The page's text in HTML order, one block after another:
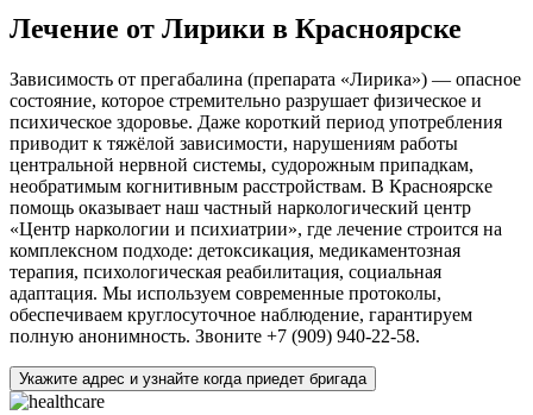
Лечение от Лирики в Красноярске
Зависимость от прегабалина (препарата «Лирика») — опасное
состояние, которое стремительно разрушает физическое и
психическое здоровье. Даже короткий период употребления
приводит к тяжёлой зависимости, нарушениям работы
центральной нервной системы, судорожным припадкам,
необратимым когнитивным расстройствам. В Красноярске
помощь оказывает наш частный наркологический центр
«Центр наркологии и психиатрии», где лечение строится на
комплексном подходе: детоксикация, медикаментозная
терапия, психологическая реабилитация, социальная
адаптация. Мы используем современные протоколы,
обеспечиваем круглосуточное наблюдение, гарантируем
полную анонимность. Звоните +7 (909) 940-22-58.
Укажите адрес и узнайте когда приедет бригада